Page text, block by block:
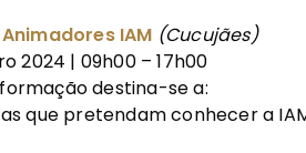
IAM (Cucujães)
2024 | 09h00 – 17h00
destina-se a:
que pretendam conhecer a